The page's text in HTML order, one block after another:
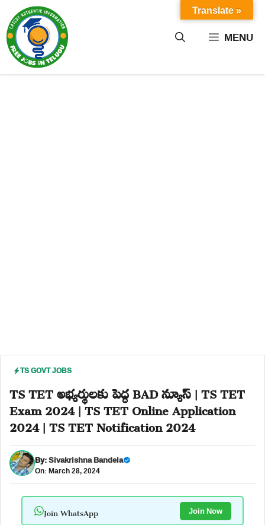
content MENU
TS GOVT JOBS
TS TET అభ్యర్థులకు పెద్ద BAD న్యూస్ | TS TET
Exam 2024 | TS TET Online Application
2024 | TS TET Notification 2024
By:Sivakrishna Bandela
On: March 28, 2024
Join WhatsApp Join Now
Translate »